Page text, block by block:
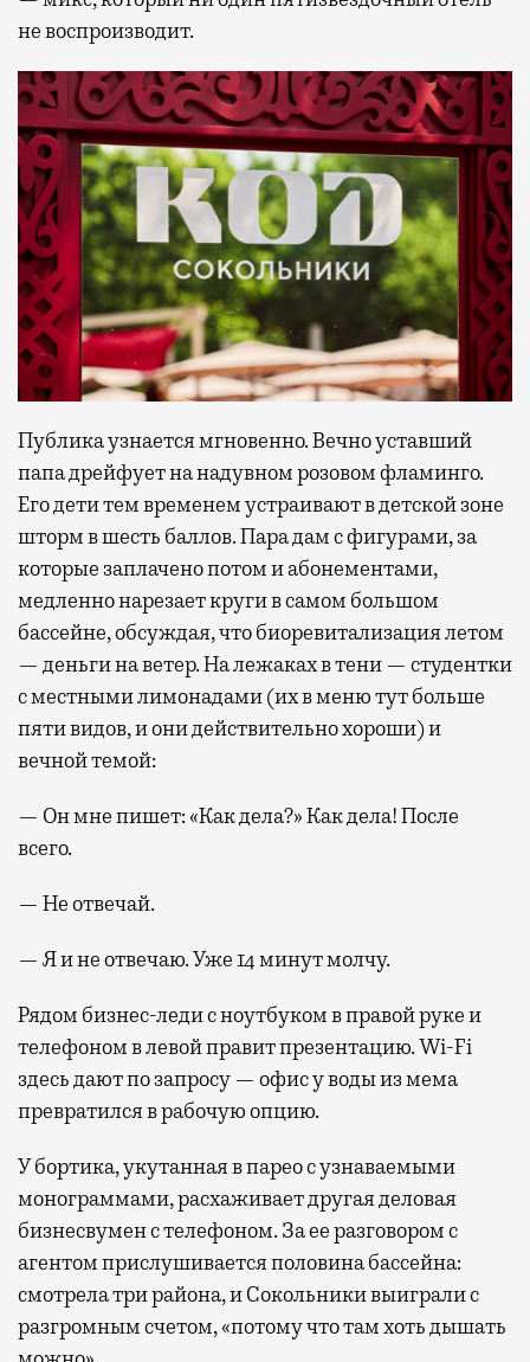
не воспроизводит.
Публика узнается мгновенно. Вечно уставший
папа дрейфует на надувном розовом фламинго.
Его дети тем временем устраивают в детской зоне
шторм в шесть баллов. Пара дам с фигурами, за
которые заплачено потом и абонементами,
медленно нарезает круги в самом большом
бассейне, обсуждая, что биоревитализация летом
— деньги на ветер. На лежаках в тени — студентки
с местными лимонадами (их в меню тут больше
пяти видов, и они действительно хороши) и
вечной темой:
— Он мне пишет: «Как дела?» Как дела! После
всего.
— Не отвечай.
— Я и не отвечаю. Уже 14 минут молчу.
Рядом бизнес-леди с ноутбуком в правой руке и
телефоном в левой правит презентацию. Wi-Fi
здесь дают по запросу — офис у воды из мема
превратился в рабочую опцию.
У бортика, укутанная в парео с узнаваемыми
монограммами, расхаживает другая деловая
бизнесвумен с телефоном. За ее разговором с
агентом прислушивается половина бассейна:
смотрела три района, и Сокольники выиграли с
разгромным счетом, «потому что там хоть дышать